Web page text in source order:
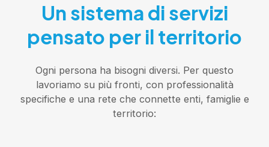
Un sistema di servizi
pensato per il territorio
Ogni persona ha bisogni diversi. Per questo
lavoriamo su più fronti, con professionalità
specifiche e una rete che connette enti, famiglie e
territorio: